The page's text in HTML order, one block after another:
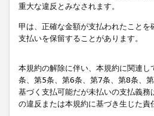
重大な違反とみなされます。
甲は、正確な金額が支払われたこと
支払いを保留することがあります。
本規約の解除に伴い、本規約に関連
条、第5条、第6条、第7条、第8条、
基づく支払可能だが未払いの支払義
の違反または本規約に基づき生じた